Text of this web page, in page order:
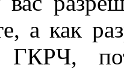
а как